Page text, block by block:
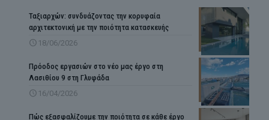
Ταξιαρχών: συνδυάζοντας την κορυφαία
αρχιτεκτονική με την ποιότητα κατασκευής
18/06/2026
Πρόοδος εργασιών στο νέο μας έργο στη
Λασιθίου 9 στη Γλυφάδα
16/04/2026
Πώς εξασφαλίζουμε την ποιότητα σε κάθε έργο